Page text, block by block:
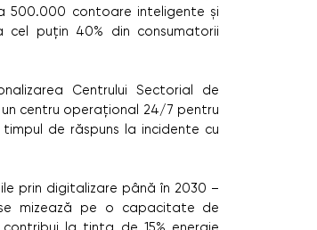
500.000 contoare inteligente și
cel puțin 40% din consumatorii
Centrului Sectorial de
un centru operațional 24/7 pentru
de răspuns la incidente cu
prin digitalizare până în 2030 –
mizează pe o capacitate de
la ținta de 15% energie